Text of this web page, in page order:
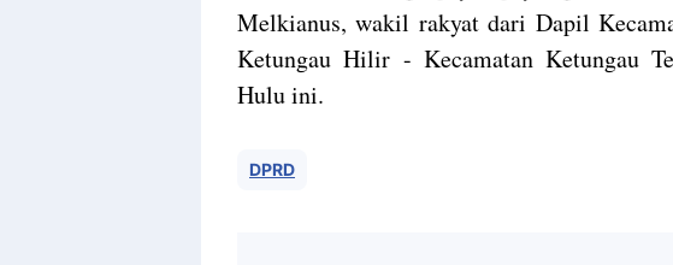
Melkianus, wakil rakyat dari Dapil
Ketungau Hilir - Kecamatan Ketungau
Hulu ini.
DPRD